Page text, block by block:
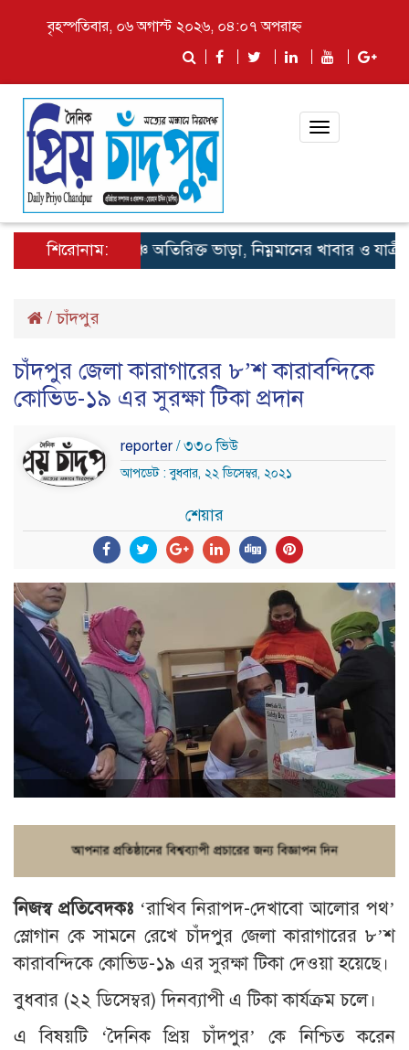
বৃহস্পতিবার, ০৬ অগাস্ট ২০২৬, ০৪:০৭ অপরাহ্ন
Toggle
শিরোনাম:লঞ্চে অতিরিক্ত ভাড়া, নিম্নমানের খাবার ও যাত্রী
/চাঁদপুর
চাঁদপুর জেলা কারাগারের ৮’শ কারাবন্দিকে
কোভিড-১৯ এর সুরক্ষা টিকা প্রদান
reporter / ৩৩০ ভিউ
আপডেট : বুধবার, ২২ ডিসেম্বর, ২০২১
শেয়ার
নিজস্ব প্রতিবেদকঃ‘রাখিব নিরাপদ-দেখাবো আলোর পথ’
স্লোগান কে সামনে রেখে চাঁদপুর জেলা কারাগারের ৮’শ
কারাবন্দিকে কোভিড-১৯ এর সুরক্ষা টিকা দেওয়া হয়েছে।
বুধবার (২২ ডিসেম্বর) দিনব্যাপী এ টিকা কার্যক্রম চলে।
এ বিষয়টি ‘দৈনিক প্রিয় চাঁদপুর’ কে নিশ্চিত করেন